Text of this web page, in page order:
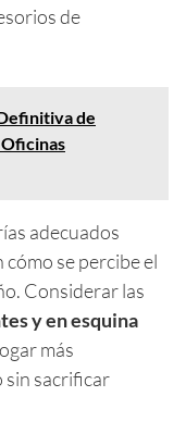
de
de
adecuados
se percibe el
Considerar las
y en esquina
más
sin sacrificar